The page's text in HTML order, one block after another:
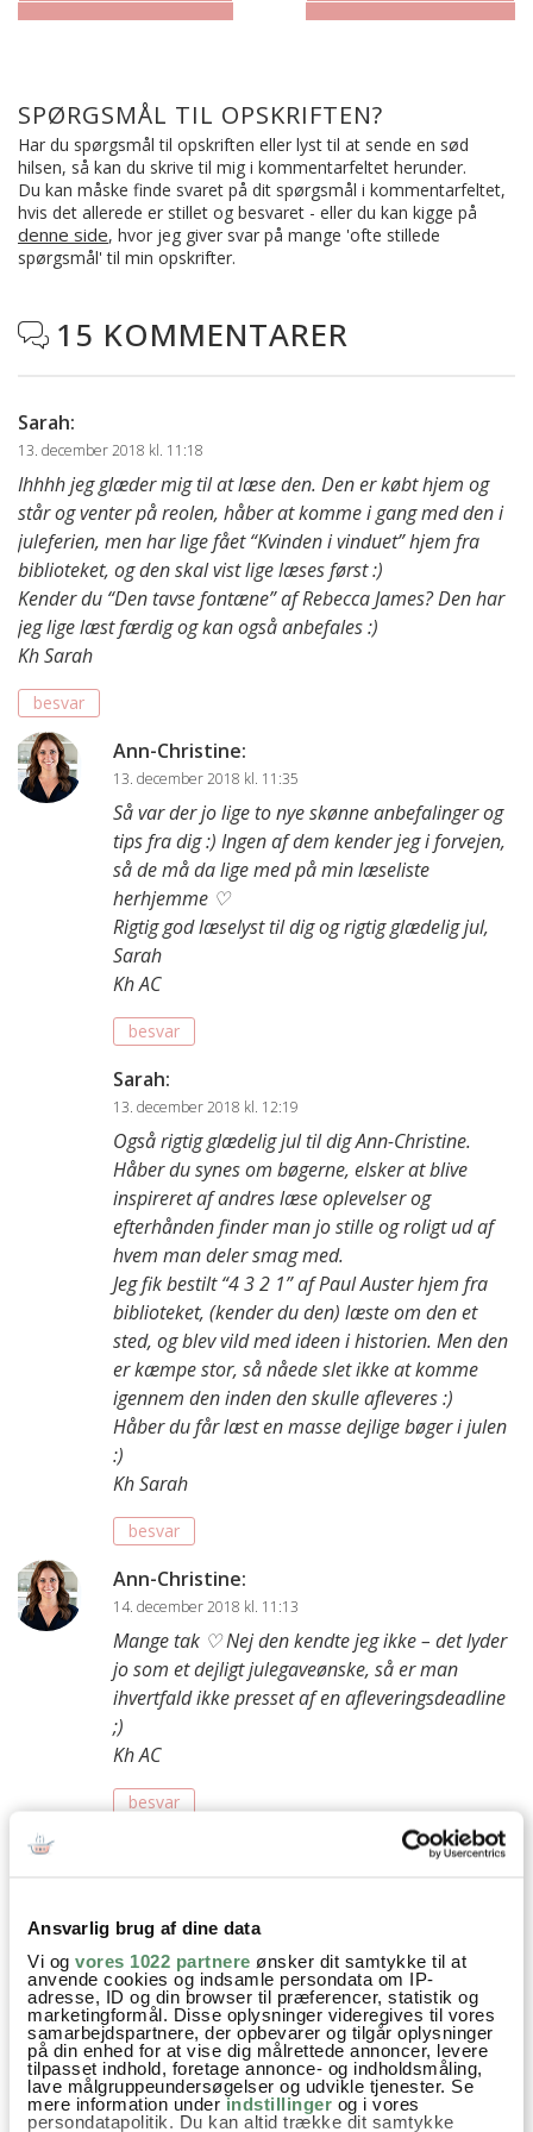
Ansvarlig brug af dine data
Vi og vores 1022 partnere ønsker dit samtykke til at
anvende cookies og indsamle persondata om IP-
adresse, ID og din browser til præferencer, statistik og
marketingformål. Disse oplysninger videregives til vores
samarbejdspartnere, der opbevarer og tilgår oplysninger
på din enhed for at vise dig målrettede annoncer, levere
tilpasset indhold, foretage annonce- og indholdsmåling,
lave målgruppeundersøgelser og udvikle tjenester. Se
mere information underindstillinger og i vores
persondatapolitik. Du kan altid trække dit samtykke
SPØRGSMÅL TIL OPSKRIFTEN?
Har du spørgsmål til opskriften eller lyst til at sende en sød
hilsen, så kan du skrive til mig i kommentarfeltet herunder.
Du kan måske finde svaret på dit spørgsmål i kommentarfeltet,
hvis det allerede er stillet og besvaret - eller du kan kigge på
denne side, hvor jeg giver svar på mange 'ofte stillede
spørgsmål' til min opskrifter.
 15 KOMMENTARER
Sarah:
13. december 2018 kl. 11:18
Ihhhh jeg glæder mig til at læse den. Den er købt hjem og
står og venter på reolen, håber at komme i gang med den i
juleferien, men har lige fået “Kvinden i vinduet” hjem fra
biblioteket, og den skal vist lige læses først :)
Kender du “Den tavse fontæne” af Rebecca James? Den har
jeg lige læst færdig og kan også anbefales :)
Kh Sarah
besvar
Ann-Christine:
13. december 2018 kl. 11:35
Så var der jo lige to nye skønne anbefalinger og
tips fra dig :) Ingen af dem kender jeg i forvejen,
så de må da lige med på min læseliste
herhjemme ♡
Rigtig god læselyst til dig og rigtig glædelig jul,
Sarah
Kh AC
besvar
Sarah:
13. december 2018 kl. 12:19
Også rigtig glædelig jul til dig Ann-Christine.
Håber du synes om bøgerne, elsker at blive
inspireret af andres læse oplevelser og
efterhånden finder man jo stille og roligt ud af
hvem man deler smag med.
Jeg fik bestilt “4 3 2 1” af Paul Auster hjem fra
biblioteket, (kender du den) læste om den et
sted, og blev vild med ideen i historien. Men den
er kæmpe stor, så nåede slet ikke at komme
igennem den inden den skulle afleveres :)
Håber du får læst en masse dejlige bøger i julen
:)
Kh Sarah
besvar
Ann-Christine:
14. december 2018 kl. 11:13
Mange tak ♡ Nej den kendte jeg ikke – det lyder
jo som et dejligt julegaveønske, så er man
ihvertfald ikke presset af en afleveringsdeadline
;)
Kh AC
besvar
må på min ønskeseddel.
Kh Sarah
Joan:
12. december 2018 kl. 20:52
Uh…..Har fået den i kalendergave af nissen (red. min